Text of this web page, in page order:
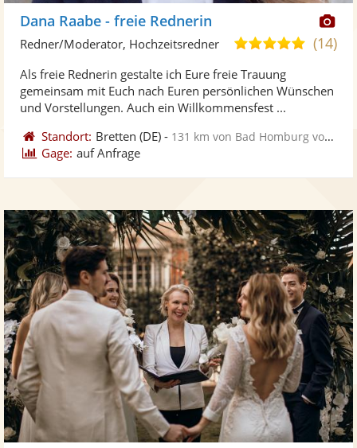
Dana Raabe - freie Rednerin
4,9(14)
Redner/Moderator, Hochzeitsredner
Als freie Rednerin gestalte ich Eure freie Trauung
gemeinsam mit Euch nach Euren persönlichen Wünschen
und Vorstellungen. Auch ein Willkommensfest ...
Standort: Bretten (DE) - 131 km von Bad Homburg vor der Höhe
Gage: auf Anfrage